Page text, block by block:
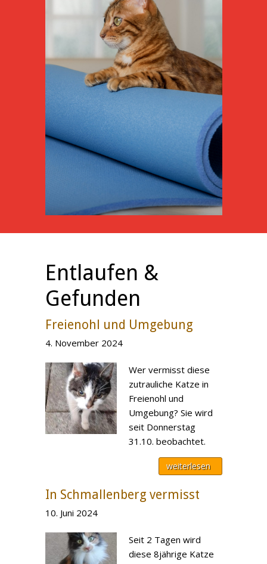
Entlaufen &
Gefunden
Freienohl und Umgebung
4. November 2024
Wer vermisst diese
zutrauliche Katze in
Freienohl und
Umgebung? Sie wird
seit Donnerstag
31.10. beobachtet.
weiterlesen
In Schmallenberg vermisst
10. Juni 2024
Seit 2 Tagen wird
diese 8jährige Katze